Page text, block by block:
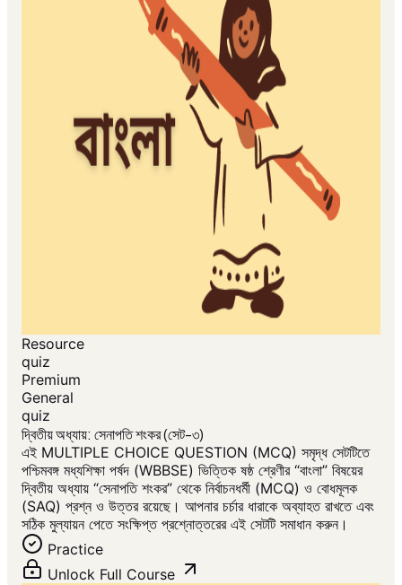
Resource
quiz
Premium
General
quiz
দ্বিতীয় অধ্যায়: সেনাপতি শংকর (সেট-৩)
এই MULTIPLE CHOICE QUESTION (MCQ) সমৃদ্ধ সেটটিতে
পশ্চিমবঙ্গ মধ্যশিক্ষা পর্ষদ (WBBSE) ভিত্তিক ষষ্ঠ শ্রেণীর “বাংলা” বিষয়ের
দ্বিতীয় অধ্যায় “সেনাপতি শংকর” থেকে নির্বাচনধর্মী (MCQ) ও বোধমূলক
(SAQ) প্রশ্ন ও উত্তর রয়েছে। আপনার চর্চার ধারাকে অব্যাহত রাখতে এবং
সঠিক মুল্যায়ন পেতে সংক্ষিপ্ত প্রশ্নোত্তরের এই সেটটি সমাধান করুন।
Practice
Unlock Full Course